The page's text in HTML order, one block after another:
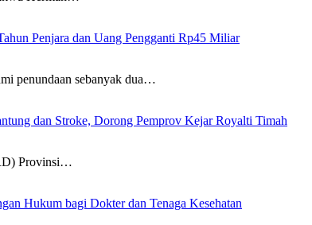
Penjara dan Uang Pengganti Rp45 Miliar
penundaan sebanyak dua…
dan Stroke, Dorong Pemprov Kejar Royalti Timah
Provinsi…
Hukum bagi Dokter dan Tenaga Kesehatan